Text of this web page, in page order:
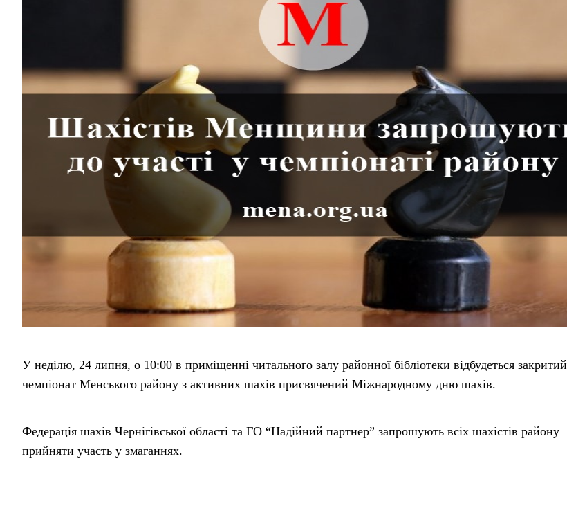
У неділю, 24 липня, о 10:00 в приміщенні читального залу районної бібліотеки відбудеться закритий
чемпіонат Менського району з активних шахів присвячений Міжнародному дню шахів.
Федерація шахів Чернігівської області та ГО “Надійний партнер” запрошують всіх шахістів району
прийняти участь у змаганнях.